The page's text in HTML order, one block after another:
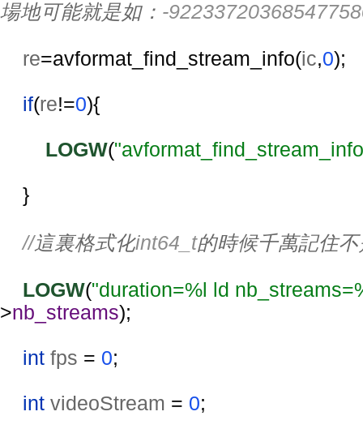
場地可能就是如： -
re=avformat_find_stream_info(ic,0);
if(re!=0){
LOGW(
}
//這裏格式化int64_t的時候千萬記住
LOGW("duration=%l ld
>nb_streams);
int fps = 0;
int videoStream = 0;